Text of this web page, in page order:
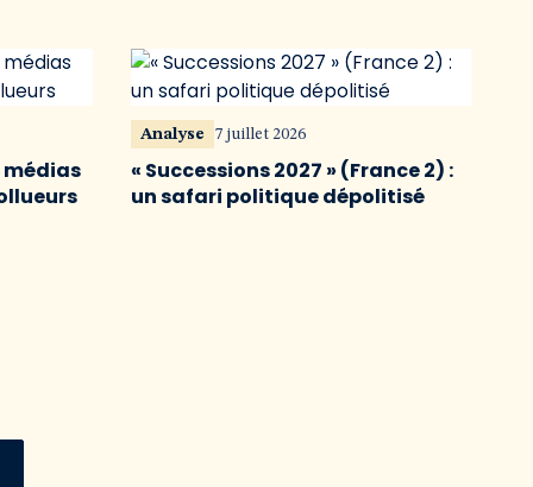
médias
Analyse 7 juillet 2026
« Successions 2027 » (France 2) :
un safari politique dépolitisé